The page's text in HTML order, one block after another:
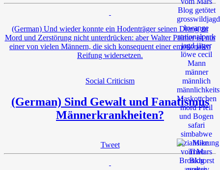
(German) Und wieder konnte ein Hodenträger seinen Drang zu
Mord und Zerstörung nicht unterdrücken: aber Walter Palmer ist nur
einer von vielen Männern, die sich konsequent einer emotionalen
Reifung widersetzen.
Social Criticism
(German) Sind Gewalt und Fanatismus
Männerkrankheiten?
Tweet